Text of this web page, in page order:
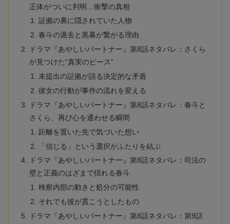
正体がついに判明…衝撃の真相
証拠の裏に隠されていた人物
春斗の過去と黒幕が繋がる理由
ドラマ『あやしいパートナー』第8話ネタバレ：さくら
が見つけた“真実のピース”
未提出の証拠が語る決定的な矛盾
彼女の行動が事件の流れを変える
ドラマ『あやしいパートナー』第8話ネタバレ：春斗と
さくら、再び心を通わせる瞬間
距離を置いた先で気づいた想い
「信じる」という選択がふたりを結ぶ
ドラマ『あやしいパートナー』第8話ネタバレ：司法の
壁と正義のはざまで揺れる春斗
検察内部の動きと処分の可能性
それでも彼が貫こうとしたもの
ドラマ『あやしいパートナー』第8話ネタバレ：第9話